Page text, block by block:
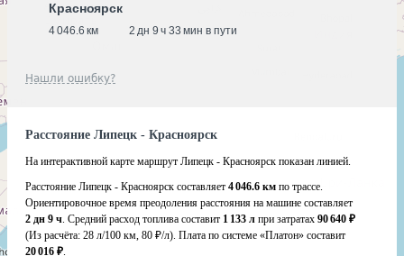
Красноярск
4 046.6 км 2 дн 9 ч 33 мин в пути
Нашли ошибку?
Расстояние Липецк - Красноярск
На интерактивной карте маршрут Липецк - Красноярск показан линией.
Расстояние Липецк - Красноярск составляет 4 046.6 км по трассе.
Ориентировочное время преодоления расстояния на машине составляет
2 дн 9 ч. Средний расход топлива составит 1 133 л при затратах 90 640 ₽
(Из расчёта: 28 л/100 км, 80 ₽/л). Плата по системе «Платон» составит
20 016 ₽.